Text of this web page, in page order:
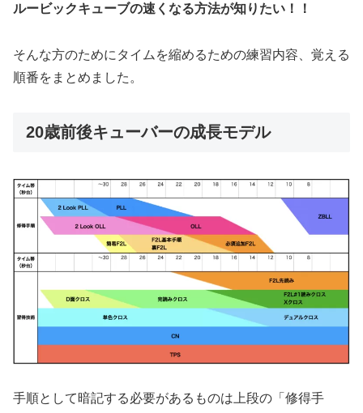
ルービックキューブの速くなる方法が知りたい！！
そんな方のためにタイムを縮めるための練習内容、覚える
順番をまとめました。
20歳前後キューバーの成長モデル
手順として暗記する必要があるものは上段の「修得手